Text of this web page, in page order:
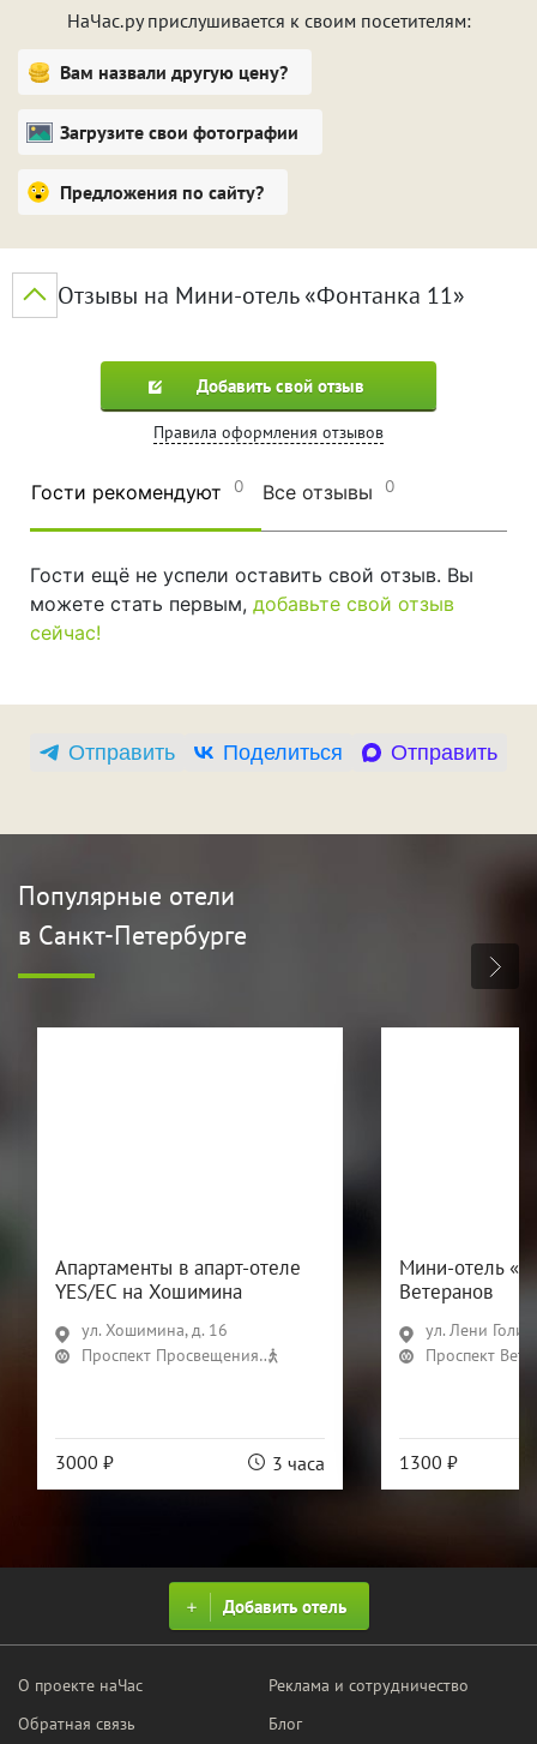
НаЧас.ру прислушивается к своим посетителям:
Вам назвали другую цену?
Загрузите свои фотографии
Предложения по сайту?
Отзывы на Мини-отель «Фонтанка 11»
Добавить свой отзыв
Правила оформления отзывов
Гости рекомендуют 0 Все отзывы 0
Гости ещё не успели оставить свой отзыв. Вы
можете стать первым, добавьте свой отзыв
сейчас!
Отправить Поделиться Отправить
Популярные отели
в Санкт-Петербурге
Апартаменты в апарт-отеле
YES/ЕС на Хошимина
ул. Хошимина, д. 16
Проспект Просвещения
3000 ₽ 3 часа
Мини-отель
Ветеранов
ул. Лени
Проспект
1300 ₽
Добавить отель
О проекте наЧас
Обратная связь
Реклама и сотрудничество
Блог